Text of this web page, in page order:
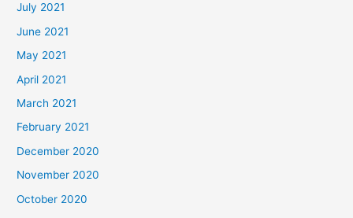
July 2021
June 2021
May 2021
April 2021
March 2021
February 2021
December 2020
November 2020
October 2020